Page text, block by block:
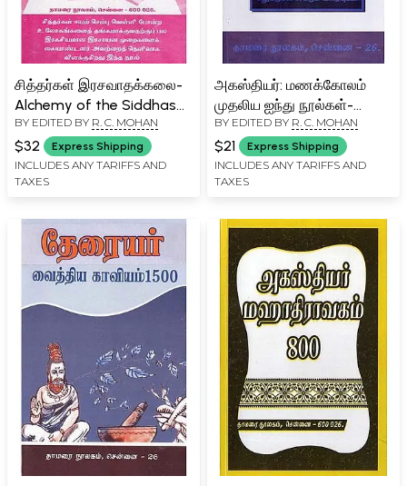
சித்தர்கள் இரசவாதக்கலை-
Alchemy of the Siddhas
(Tamil)
BY EDITED BY R. C. MOHAN
$32 Express Shipping
INCLUDES ANY TARIFFS AND
TAXES
அகஸ்தியர்: மணக்கோலம்
முதலிய ஐந்து நூல்கள்-
Agasthiyar: Five Books
Including Manakolam
(Tamil)
BY EDITED BY R. C. MOHAN
$21 Express Shipping
INCLUDES ANY TARIFFS AND
TAXES